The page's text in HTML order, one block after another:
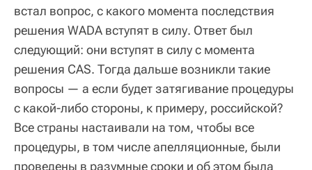
встал вопрос, с какого момента последствия
решения WADA вступят в силу. Ответ был
следующий: они вступят в силу с момента
решения CAS. Тогда дальше возникли такие
вопросы — а если будет затягивание процедуры
с какой-либо стороны, к примеру, российской?
Все страны настаивали на том, чтобы все
процедуры, в том числе апелляционные, были
проведены в разумные сроки и об этом была